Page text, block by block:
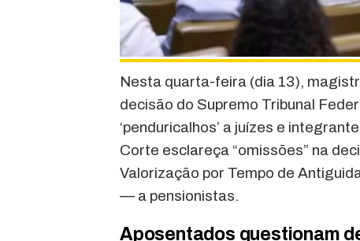
Nesta quarta-feira (dia 13),
decisão do Supremo Tribunal
‘penduricalhos’ a juízes e
Corte esclareça “omissões” na
Valorização por Tempo de
— a pensionistas.
Aposentados questionam